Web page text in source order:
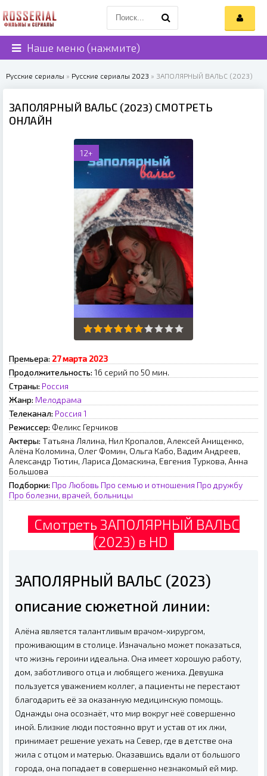
Наше меню (нажмите)
Русские сериалы » Русские сериалы 2023 » ЗАПОЛЯРНЫЙ ВАЛЬС (2023)
ЗАПОЛЯРНЫЙ ВАЛЬС (2023) СМОТРЕТЬ
ОНЛАЙН
12+
Премьера: 27 марта 2023
Продолжительность: 16 серий по 50 мин.
Страны: Россия
Жанр: Мелодрама
Телеканал: Россия 1
Режиссер: Феликс Герчиков
Актеры: Татьяна Лялина, Нил Кропалов, Алексей Анищенко,
Алёна Коломина, Олег Фомин, Ольга Кабо, Вадим Андреев,
Александр Тютин, Лариса Домаскина, Евгения Туркова, Анна
Большова
Подборки: Про Любовь Про семью и отношения Про дружбу
Про болезни, врачей, больницы
Смотреть ЗАПОЛЯРНЫЙ ВАЛЬС
(2023) в HD
ЗАПОЛЯРНЫЙ ВАЛЬС (2023)
описание сюжетной линии:
Алёна является талантливым врачом-хирургом,
проживающим в столице. Изначально может показаться,
что жизнь героини идеальна. Она имеет хорошую работу,
дом, заботливого отца и любящего жениха. Девушка
пользуется уважением коллег, а пациенты не перестают
благодарить её за оказанную медицинскую помощь.
Однажды она осознаёт, что мир вокруг неё совершенно
иной. Близкие люди постоянно врут и устав от их лжи,
принимает решение уехать на Север, где в детстве она
жила с отцом и матерью. Оказавшись вдали от большого
города, она попадает в совершенно незнакомый ей мир.